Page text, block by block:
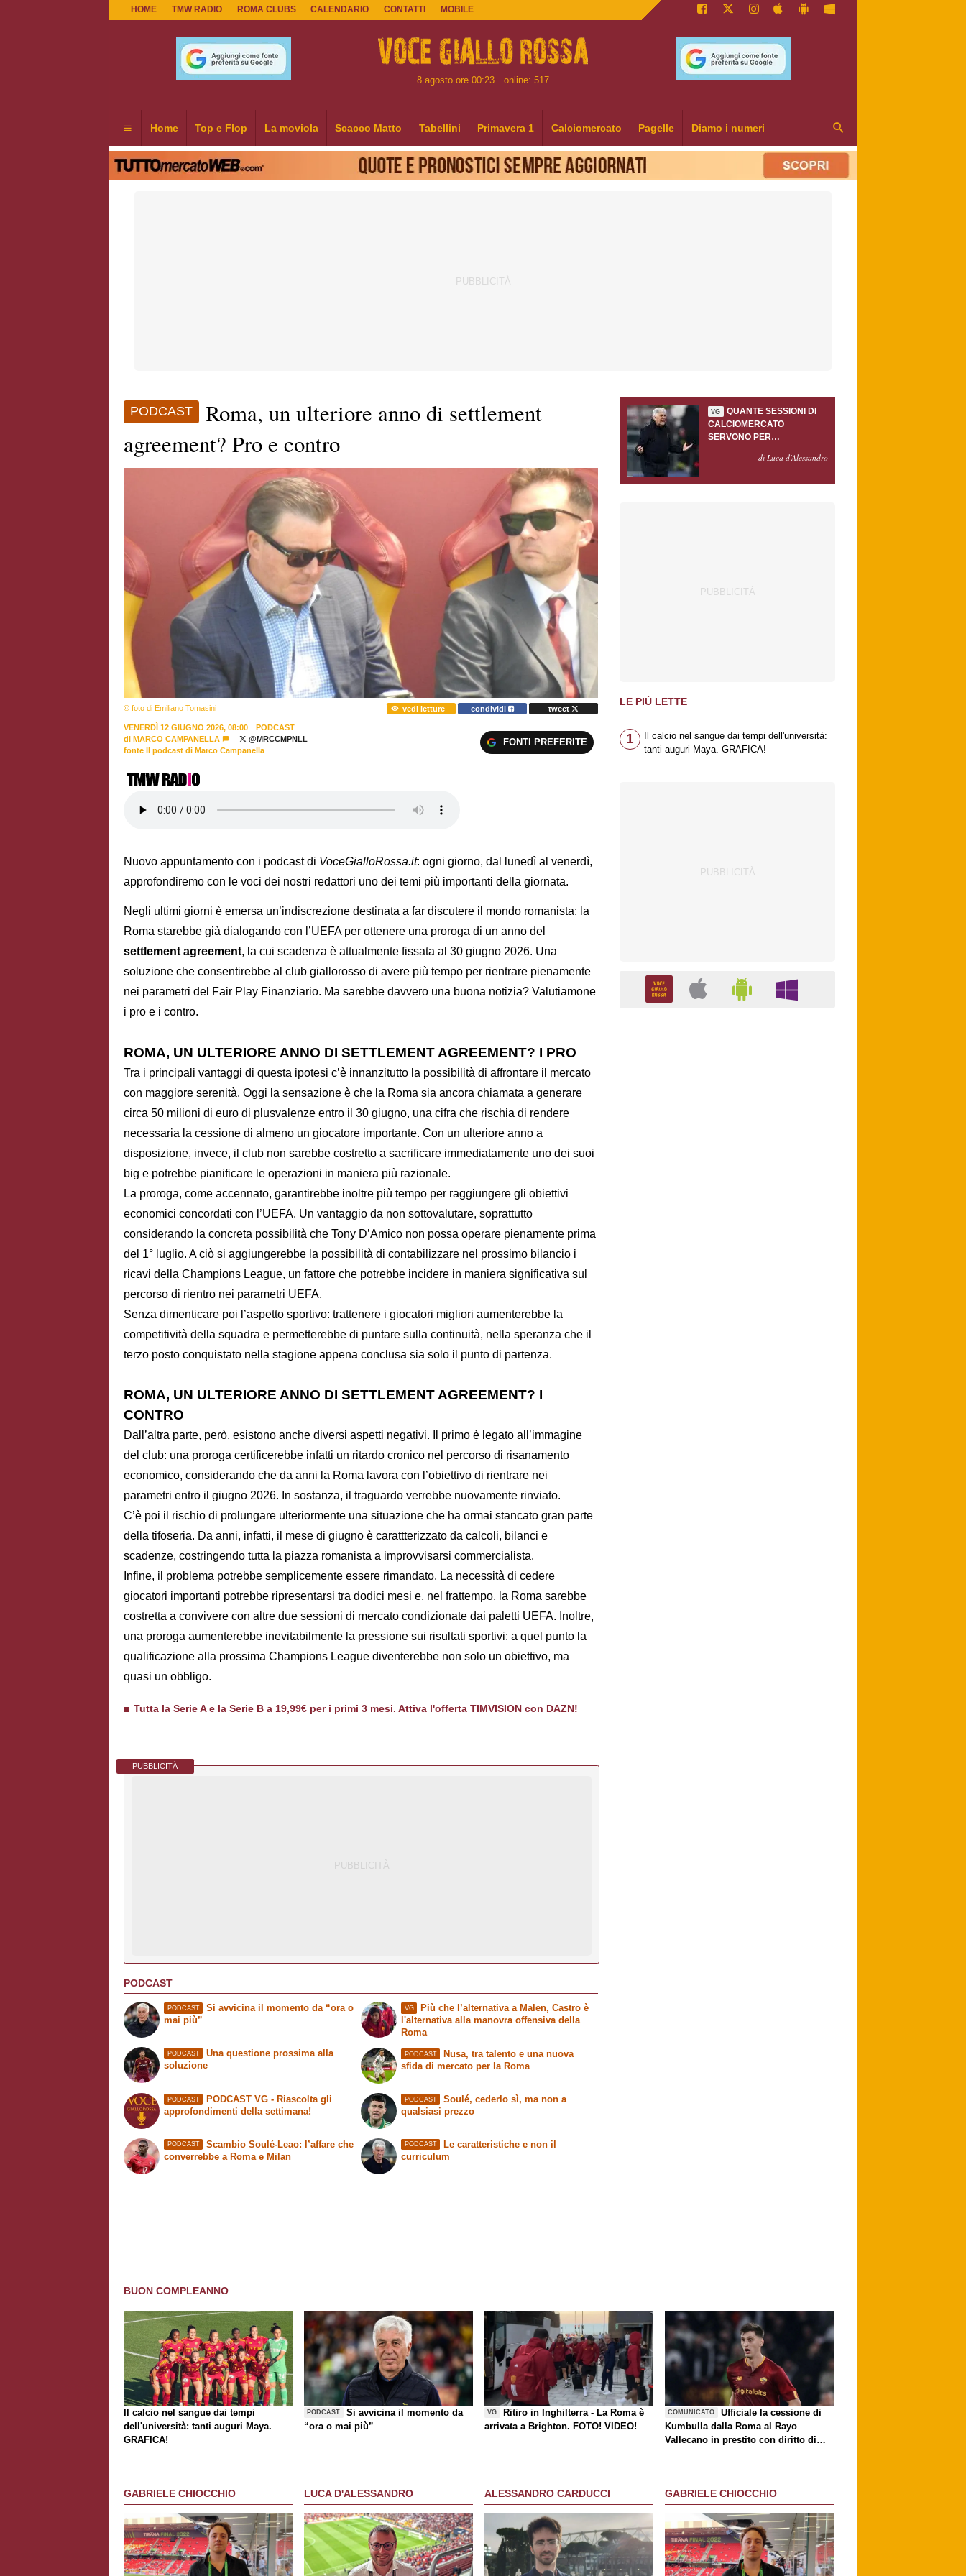
HOME TMW RADIO ROMA CLUBS CALENDARIO CONTATTI MOBILE
8 agosto ore 00:23 online: 517
Home Top e Flop La moviola Scacco Matto Tabellini Primavera 1 Calciomercato Pagelle Diamo i numeri
PODCAST
Roma, un ulteriore anno di settlement
agreement? Pro e contro
© foto di Emiliano Tomasini vedi letture condividi tweet
VENERDÌ 12 GIUGNO 2026, 08:00
PODCAST
di MARCO CAMPANELLA
@MRCCMPNLL
fonte Il podcast di Marco Campanella
FONTI PREFERITE
Nuovo appuntamento con i podcast di VoceGialloRossa.it: ogni giorno, dal lunedì al venerdì,
approfondiremo con le voci dei nostri redattori uno dei temi più importanti della giornata.
Negli ultimi giorni è emersa un’indiscrezione destinata a far discutere il mondo romanista: la
Roma starebbe già dialogando con l’UEFA per ottenere una proroga di un anno del
settlement agreement, la cui scadenza è attualmente fissata al 30 giugno 2026. Una
soluzione che consentirebbe al club giallorosso di avere più tempo per rientrare pienamente
nei parametri del Fair Play Finanziario. Ma sarebbe davvero una buona notizia? Valutiamone
i pro e i contro.
ROMA, UN ULTERIORE ANNO DI SETTLEMENT AGREEMENT? I PRO
Tra i principali vantaggi di questa ipotesi c’è innanzitutto la possibilità di affrontare il mercato
con maggiore serenità. Oggi la sensazione è che la Roma sia ancora chiamata a generare
circa 50 milioni di euro di plusvalenze entro il 30 giugno, una cifra che rischia di rendere
necessaria la cessione di almeno un giocatore importante. Con un ulteriore anno a
disposizione, invece, il club non sarebbe costretto a sacrificare immediatamente uno dei suoi
big e potrebbe pianificare le operazioni in maniera più razionale.
La proroga, come accennato, garantirebbe inoltre più tempo per raggiungere gli obiettivi
economici concordati con l’UEFA. Un vantaggio da non sottovalutare, soprattutto
considerando la concreta possibilità che Tony D’Amico non possa operare pienamente prima
del 1° luglio. A ciò si aggiungerebbe la possibilità di contabilizzare nel prossimo bilancio i
ricavi della Champions League, un fattore che potrebbe incidere in maniera significativa sul
percorso di rientro nei parametri UEFA.
Senza dimenticare poi l’aspetto sportivo: trattenere i giocatori migliori aumenterebbe la
competitività della squadra e permetterebbe di puntare sulla continuità, nella speranza che il
terzo posto conquistato nella stagione appena conclusa sia solo il punto di partenza.
ROMA, UN ULTERIORE ANNO DI SETTLEMENT AGREEMENT? I
CONTRO
Dall’altra parte, però, esistono anche diversi aspetti negativi. Il primo è legato all’immagine
del club: una proroga certificerebbe infatti un ritardo cronico nel percorso di risanamento
economico, considerando che da anni la Roma lavora con l’obiettivo di rientrare nei
parametri entro il giugno 2026. In sostanza, il traguardo verrebbe nuovamente rinviato.
C’è poi il rischio di prolungare ulteriormente una situazione che ha ormai stancato gran parte
della tifoseria. Da anni, infatti, il mese di giugno è carattterizzato da calcoli, bilanci e
scadenze, costringendo tutta la piazza romanista a improvvisarsi commercialista.
Infine, il problema potrebbe semplicemente essere rimandato. La necessità di cedere
giocatori importanti potrebbe ripresentarsi tra dodici mesi e, nel frattempo, la Roma sarebbe
costretta a convivere con altre due sessioni di mercato condizionate dai paletti UEFA. Inoltre,
una proroga aumenterebbe inevitabilmente la pressione sui risultati sportivi: a quel punto la
qualificazione alla prossima Champions League diventerebbe non solo un obiettivo, ma
quasi un obbligo.
Tutta la Serie A e la Serie B a 19,99€ per i primi 3 mesi. Attiva l'offerta TIMVISION con DAZN!
PUBBLICITÀ
PODCAST
PODCAST
Si avvicina il momento da “ora o
mai più”
PODCAST
Una questione prossima alla
soluzione
VG
Più che l’alternativa a Malen, Castro è
l'alternativa alla manovra offensiva della
Roma
PODCAST
Nusa, tra talento e una nuova
sfida di mercato per la Roma
PODCAST
PODCAST VG - Riascolta gli
approfondimenti della settimana!
PODCAST
Scambio Soulé-Leao: l’affare che
converrebbe a Roma e Milan
PODCAST
Soulé, cederlo sì, ma non a
qualsiasi prezzo
PODCAST
Le caratteristiche e non il
curriculum
VG
QUANTE SESSIONI DI
CALCIOMERCATO
SERVONO PER
GASPERINI?di Luca d'Alessandro
LE PIÙ LETTE
1
Il calcio nel sangue dai tempi dell'università:
tanti auguri Maya. GRAFICA!
BUON COMPLEANNO
Il calcio nel sangue dai tempi
dell'università: tanti auguri Maya.
GRAFICA!
PODCAST
Si avvicina il momento da
“ora o mai più”
VG
Ritiro in Inghilterra - La Roma è
arrivata a Brighton. FOTO! VIDEO!
COMUNICATO
Ufficiale la cessione di
Kumbulla dalla Roma al Rayo
Vallecano in prestito con diritto di
GABRIELE CHIOCCHIO LUCA D'ALESSANDRO ALESSANDRO CARDUCCI GABRIELE CHIOCCHIO